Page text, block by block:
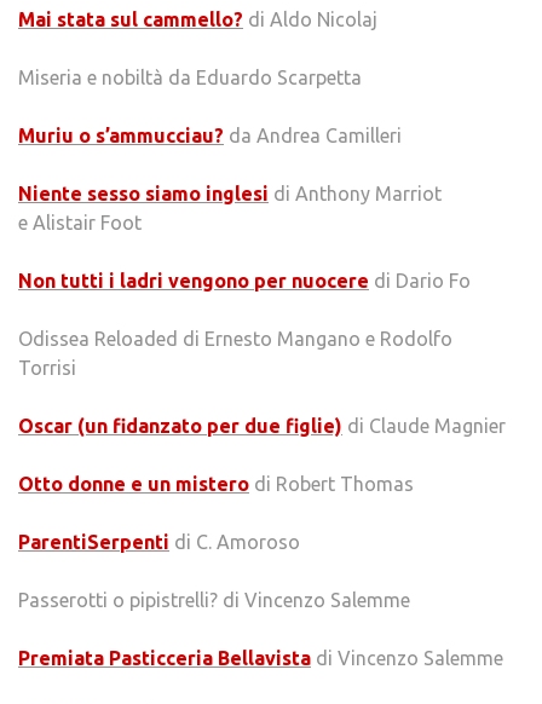
Mai stata sul cammello? di Aldo Nicolaj
Miseria e nobiltà da Eduardo Scarpetta
Muriu o s’ammucciau? da Andrea Camilleri
Niente sesso siamo inglesi di Anthony Marriot
e Alistair Foot
Non tutti i ladri vengono per nuocere di Dario Fo
Odissea Reloaded di Ernesto Mangano e Rodolfo
Torrisi
Oscar (un fidanzato per due figlie) di Claude Magnier
Otto donne e un mistero di Robert Thomas
ParentiSerpenti di C. Amoroso
Passerotti o pipistrelli? di Vincenzo Salemme
Premiata Pasticceria Bellavista di Vincenzo Salemme